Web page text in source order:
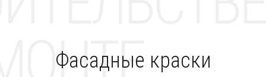
Фасадные краски